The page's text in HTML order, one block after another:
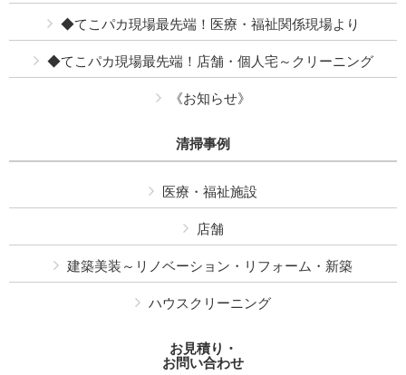
◆てこパカ現場最先端！医療・福祉関係現場より
◆てこパカ現場最先端！店舗・個人宅～クリーニング
《お知らせ》
清掃事例
医療・福祉施設
店舗
建築美装～リノベーション・リフォーム・新築
ハウスクリーニング
お見積り・
お問い合わせ